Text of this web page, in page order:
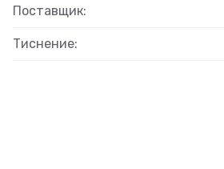
Поставщик:
Тиснение: